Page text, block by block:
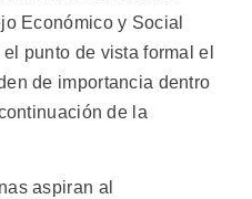
Económico y Social
punto de vista formal el
de importancia dentro
de la
aspiran al